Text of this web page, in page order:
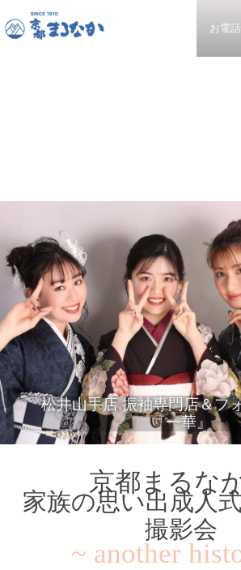
お電話
松井山手店 振袖専門店＆フ
『一華』
京都まるな
家族の思い出成人
撮影会
~ another